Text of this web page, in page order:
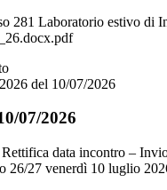
281 Laboratorio estivo di
del 10/07/2026
07/2026
data incontro –
26/27 venerdì 10 luglio